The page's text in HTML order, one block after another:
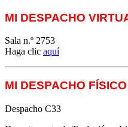
MI DESPACHO
Sala n.º 2753
Haga clic aquí
MI DESPACHO FÍSICO
Despacho C33